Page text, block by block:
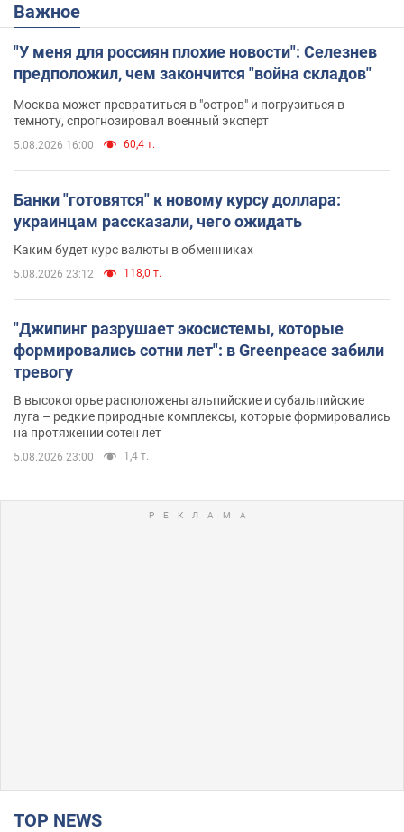
Важное
"У меня для россиян плохие новости": Селезнев
предположил, чем закончится "война складов"
Москва может превратиться в "остров" и погрузиться в
темноту, спрогнозировал военный эксперт
5.08.2026 16:00 60,4 т.
Банки "готовятся" к новому курсу доллара:
украинцам рассказали, чего ожидать
Каким будет курс валюты в обменниках
5.08.2026 23:12 118,0 т.
"Джипинг разрушает экосистемы, которые
формировались сотни лет": в Greenpeace забили
тревогу
В высокогорье расположены альпийские и субальпийские
луга – редкие природные комплексы, которые формировались
на протяжении сотен лет
5.08.2026 23:00 1,4 т.
TOP NEWS